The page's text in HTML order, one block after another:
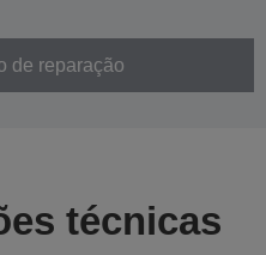
de reparação
técnicas